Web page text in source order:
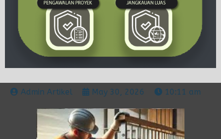
Admin Artikel May 30, 2026 10:11 am